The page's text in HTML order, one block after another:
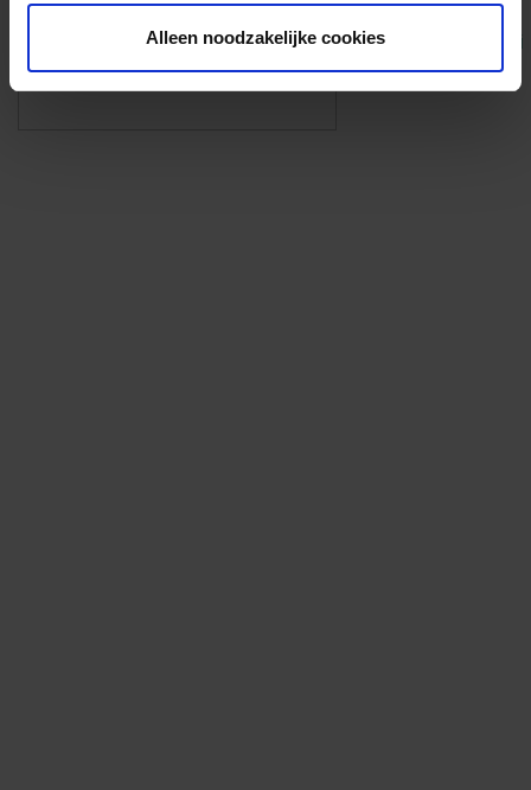
Alleen noodzakelijke cookies Eigen foto’s